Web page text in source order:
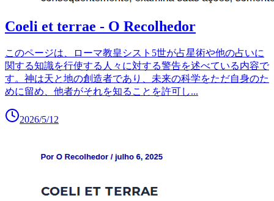
Coeli et terrae - O Recolhedor
このページは、ローマ教皇シスト5世が占星術や他の占いに
関する知識を行使する人々に対する警告を述べている内容で
す。神は天と地の創造者であり、未来の科学をただ自身のた
めに留め、他者がそれを知ることを許可し...
2026/5/12